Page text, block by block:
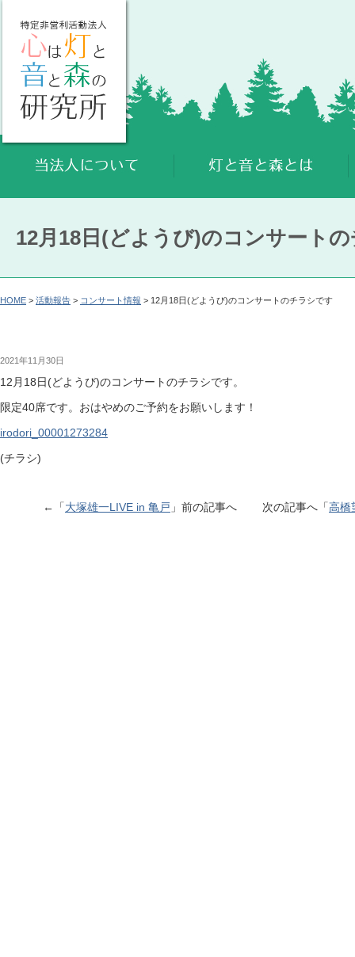
12月18日(どようび)のコンサート
HOME > 活動報告 > コンサート情報 > 12月18日(どようび)のコンサートのチラシです
2021年11月30日
12月18日(どようび)のコンサートのチラシです。
限定40席です。おはやめのご予約をお願いします！
irodori_00001273284
(チラシ)
←「大塚雄一LIVE in 亀戸 」前の記事へ 次の記事へ「高橋